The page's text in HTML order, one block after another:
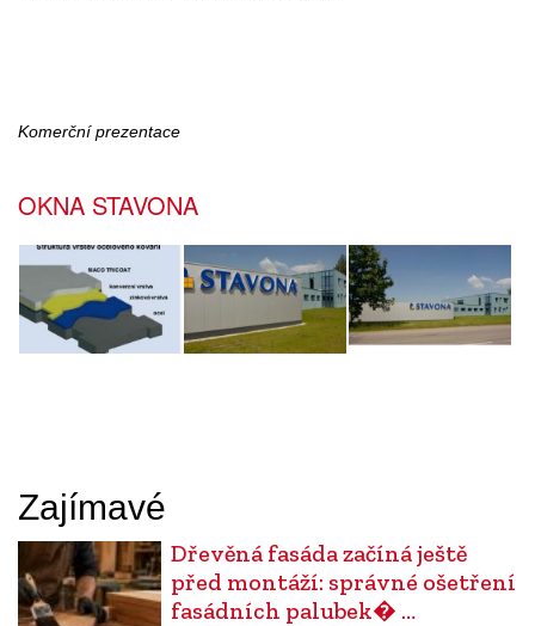
Komerční prezentace
OKNA STAVONA
Zajímavé
Dřevěná fasáda začíná ještě
před montáží: správné ošetření
fasádních palubek� …